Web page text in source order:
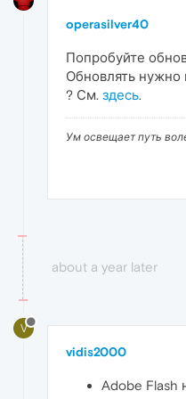
operasilver40
Попробуйте
Обновлять нужно
? См. здесь.
Ум освещает путь
about a year later
V
vidis2000
Adobe Flash